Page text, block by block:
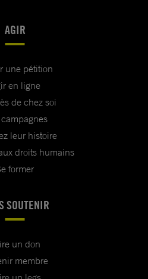
AGIR
une pétition
en ligne
de chez soi
leur histoire
droits humains
former
SOUTENIR
un don
membre